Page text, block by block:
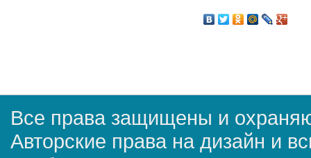
Все права защищены и
Авторские права на дизайн и